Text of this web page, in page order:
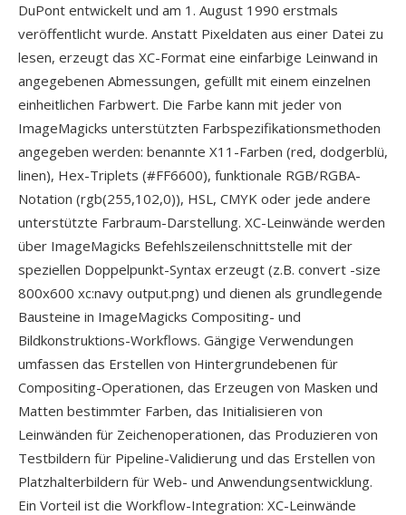
DuPont entwickelt und am 1. August 1990 erstmals
veröffentlicht wurde. Anstatt Pixeldaten aus einer Datei zu
lesen, erzeugt das XC-Format eine einfarbige Leinwand in
angegebenen Abmessungen, gefüllt mit einem einzelnen
einheitlichen Farbwert. Die Farbe kann mit jeder von
ImageMagicks unterstützten Farbspezifikationsmethoden
angegeben werden: benannte X11-Farben (red, dodgerblü,
linen), Hex-Triplets (#FF6600), funktionale RGB/RGBA-
Notation (rgb(255,102,0)), HSL, CMYK oder jede andere
unterstützte Farbraum-Darstellung. XC-Leinwände werden
über ImageMagicks Befehlszeilenschnittstelle mit der
speziellen Doppelpunkt-Syntax erzeugt (z.B. convert -size
800x600 xc:navy output.png) und dienen als grundlegende
Bausteine in ImageMagicks Compositing- und
Bildkonstruktions-Workflows. Gängige Verwendungen
umfassen das Erstellen von Hintergrundebenen für
Compositing-Operationen, das Erzeugen von Masken und
Matten bestimmter Farben, das Initialisieren von
Leinwänden für Zeichenoperationen, das Produzieren von
Testbildern für Pipeline-Validierung und das Erstellen von
Platzhalterbildern für Web- und Anwendungsentwicklung.
Ein Vorteil ist die Workflow-Integration: XC-Leinwände